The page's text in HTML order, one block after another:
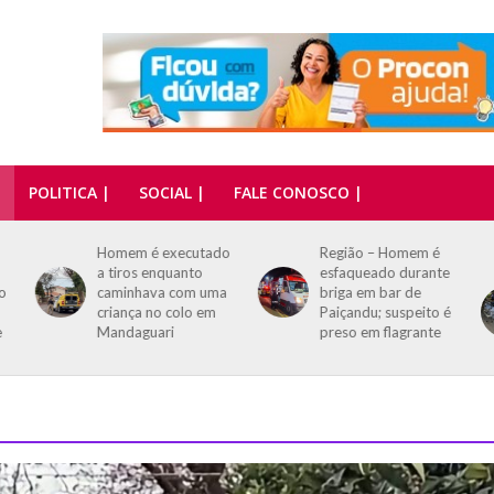
POLITICA | SOCIAL | FALE CONOSCO |
Região – Homem é
esfaqueado durante
briga em bar de
Paiçandu; suspeito é
preso em flagrante
Motorista perde
controle de Audi
preparado para
arrancada e destrói
veículo após colisão